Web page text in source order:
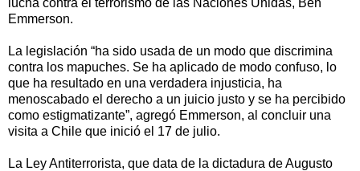
Emmerson.
La legislación “ha sido usada de un modo que discrimina
contra los mapuches. Se ha aplicado de modo confuso, lo
que ha resultado en una verdadera injusticia, ha
menoscabado el derecho a un juicio justo y se ha percibido
como estigmatizante”, agregó Emmerson, al concluir una
visita a Chile que inició el 17 de julio.
La Ley Antiterrorista, que data de la dictadura de Augusto